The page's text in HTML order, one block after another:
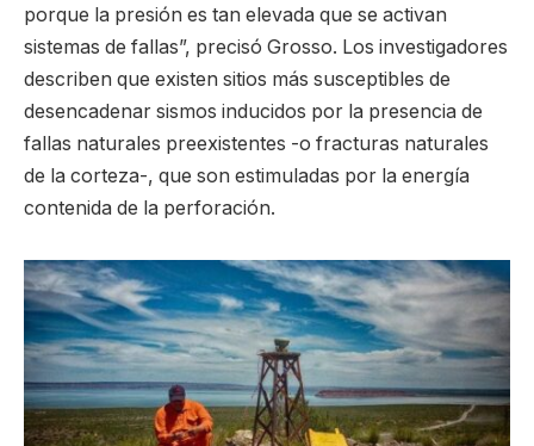
porque la presión es tan elevada que se activan
sistemas de fallas”, precisó Grosso. Los investigadores
describen que existen sitios más susceptibles de
desencadenar sismos inducidos por la presencia de
fallas naturales preexistentes -o fracturas naturales
de la corteza-, que son estimuladas por la energía
contenida de la perforación.